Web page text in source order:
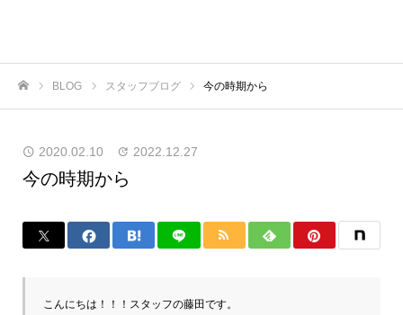
BLOG スタッフブログ 今の時期から
2020.02.10 2022.12.27
今の時期から
こんにちは！！！スタッフの藤田です。